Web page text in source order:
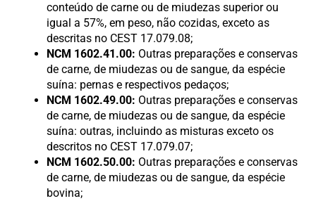
conteúdo de carne ou de miudezas superior ou
igual a 57%, em peso, não cozidas, exceto as
descritas no CEST 17.079.08;
NCM 1602.41.00: Outras preparações e conservas
de carne, de miudezas ou de sangue, da espécie
suína: pernas e respectivos pedaços;
NCM 1602.49.00: Outras preparações e conservas
de carne, de miudezas ou de sangue, da espécie
suína: outras, incluindo as misturas exceto os
descritos no CEST 17.079.07;
NCM 1602.50.00: Outras preparações e conservas
de carne, de miudezas ou de sangue, da espécie
bovina;